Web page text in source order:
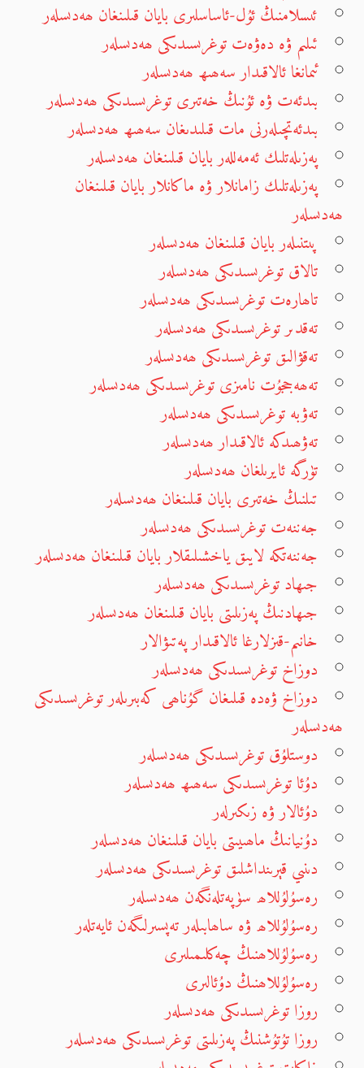
ئىسلامنىڭ ئۇل-ئاساسلىرى بايان قىلىنغان ھەدىسلەر
ئىلىم ۋە دەۋەت توغرىسىدىكى ھەدىسلەر
ئىمانغا ئالاقىدار سەھىھ ھەدىسلەر
بىدئەت ۋە ئۇنىڭ خەتىرى توغرىسىدىكى ھەدىسلەر
بىدئەتچىلەرنى مات قىلىدىغان سەھىھ ھەدىسلەر
پەزىلەتلىك ئەمەللەر بايان قىلىنغان ھەدىسلەر
پەزىلەتلىك زامانلار ۋە ماكانلار بايان قىلىنغان
ھەدىسلەر
پىتنىلەر بايان قىلىنغان ھەدىسلەر
تالاق توغرىسىدىكى ھەدىسلەر
تاھارەت توغرىسىدىكى ھەدىسلەر
تەقدىر توغرىسىدىكى ھەدىسلەر
تەقۋالىق توغرىسىدىكى ھەدىسلەر
تەھەججۇت نامىزى توغرىسىدىكى ھەدىسلەر
تەۋبە توغرىسىدىكى ھەدىسلەر
تەۋھىدكە ئالاقىدار ھەدىسلەر
تۈرگە ئايرىلغان ھەدىسلەر
تىلنىڭ خەتىرى بايان قىلىنغان ھەدىسلەر
جەننەت توغرىسىدىكى ھەدىسلەر
جەننەتكە لايىق ياخشىلىقلار بايان قىلىنغان ھەدىسلەر
جىھاد توغرىسىدىكى ھەدىسلەر
جىھادنىڭ پەزىلىتى بايان قىلىنغان ھەدىسلەر
خانىم-قىزلارغا ئالاقىدار پەتىۋالار
دوزاخ توغرىسىدىكى ھەدىسلەر
دوزاخ ۋەدە قىلىغان گۇناھى كەبىرىلەر توغرىسىدىكى
ھەدىسلەر
دوستلۇق توغرىسىدىكى ھەدىسلەر
دۇئا توغرىسىدىكى سەھىھ ھەدىسلەر
دۇئالار ۋە زىكىرلەر
دۇنيانىڭ ماھىيىتى بايان قىلىنغان ھەدىسلەر
دىنىي قېرىنداشلىق توغرىسىدىكى ھەدىسلەر
رەسۇلۇللاھ سۈپەتلەنگەن ھەدىسلەر
رەسۇلۇللاھ ۋە ساھابىلەر تەپسىرلىگەن ئايەتلەر
رەسۇلۇللاھنىڭ چەكلىمىلىرى
رەسۇلۇللاھنىڭ دۇئالىرى
روزا توغرىسىدىكى ھەدىسلەر
روزا تۇتۇشنىڭ پەزىلىتى توغرىسىدىكى ھەدىسلەر